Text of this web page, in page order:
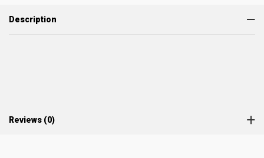
Description
Reviews (0)